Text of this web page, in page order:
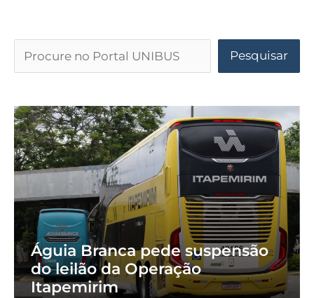
Pesquisar
Águia Branca pede suspensão
do leilão da Operação
Itapemirim